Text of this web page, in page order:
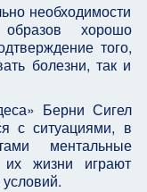
необходимости
хорошо
того,
болезни, так и
Берни Сигел
с ситуациями, в
ментальные
их жизни играют